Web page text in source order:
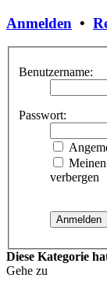
Anmelden •
Benutzername:
Passwort:
verbergen
Diese Kategorie
Gehe zu